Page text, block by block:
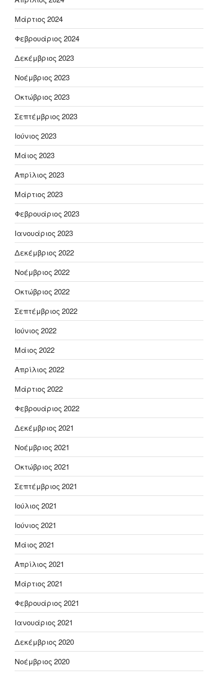
Μάρτιος 2024
Φεβρουάριος 2024
Δεκέμβριος 2023
Νοέμβριος 2023
Οκτώβριος 2023
Σεπτέμβριος 2023
Ιούνιος 2023
Μάιος 2023
Απρίλιος 2023
Μάρτιος 2023
Φεβρουάριος 2023
Ιανουάριος 2023
Δεκέμβριος 2022
Νοέμβριος 2022
Οκτώβριος 2022
Σεπτέμβριος 2022
Ιούνιος 2022
Μάιος 2022
Απρίλιος 2022
Μάρτιος 2022
Φεβρουάριος 2022
Δεκέμβριος 2021
Νοέμβριος 2021
Οκτώβριος 2021
Σεπτέμβριος 2021
Ιούλιος 2021
Ιούνιος 2021
Μάιος 2021
Απρίλιος 2021
Μάρτιος 2021
Φεβρουάριος 2021
Ιανουάριος 2021
Δεκέμβριος 2020
Νοέμβριος 2020